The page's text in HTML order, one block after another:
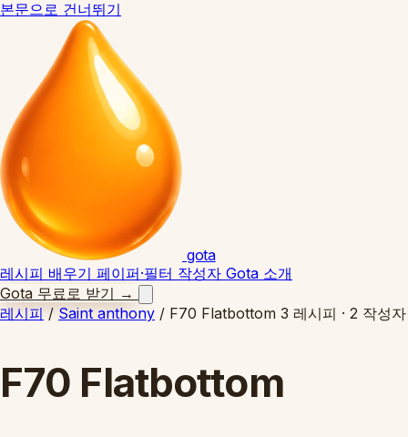
본문으로 건너뛰기
gota
레시피 배우기 페이퍼·필터 작성자 Gota 소개
Gota 무료로 받기 →
레시피 / Saint anthony / F70 Flatbottom 3 레시피 · 2 작성자
F70 Flatbottom